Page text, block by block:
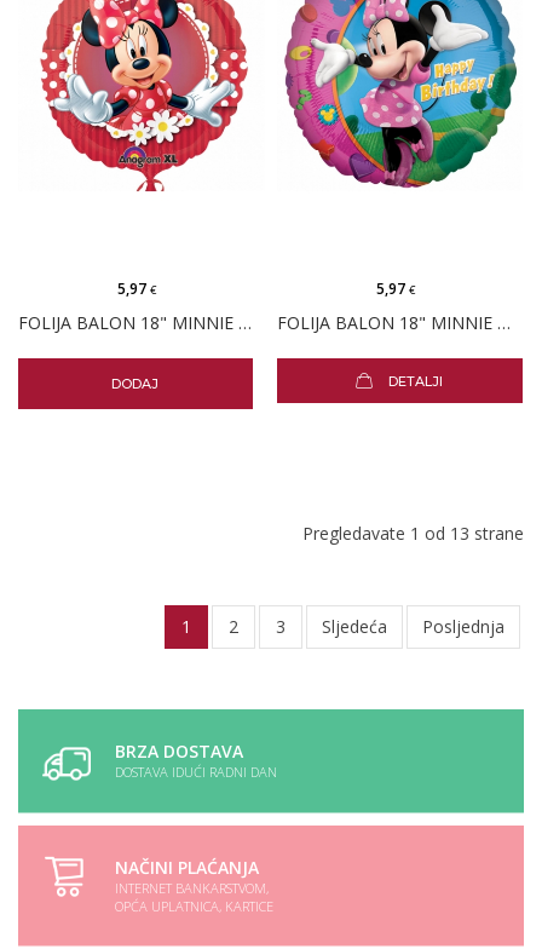
FOLIJA BALON 18" MINNIE MOUSE CRVENA
5,97€
DODAJ
FOLIJA BALON 18" MINNIE MOUSE ROĐENDAN
5,97 €
DETALJI
Pregledavate 1 od 13 strane
1 2 3 Sljedeća Posljednja
BRZA DOSTAVA
DOSTAVA IDUĆI RADNI DAN
NAČINI PLAĆANJA
INTERNET BANKARSTVOM,
OPĆA UPLATNICA, KARTICE